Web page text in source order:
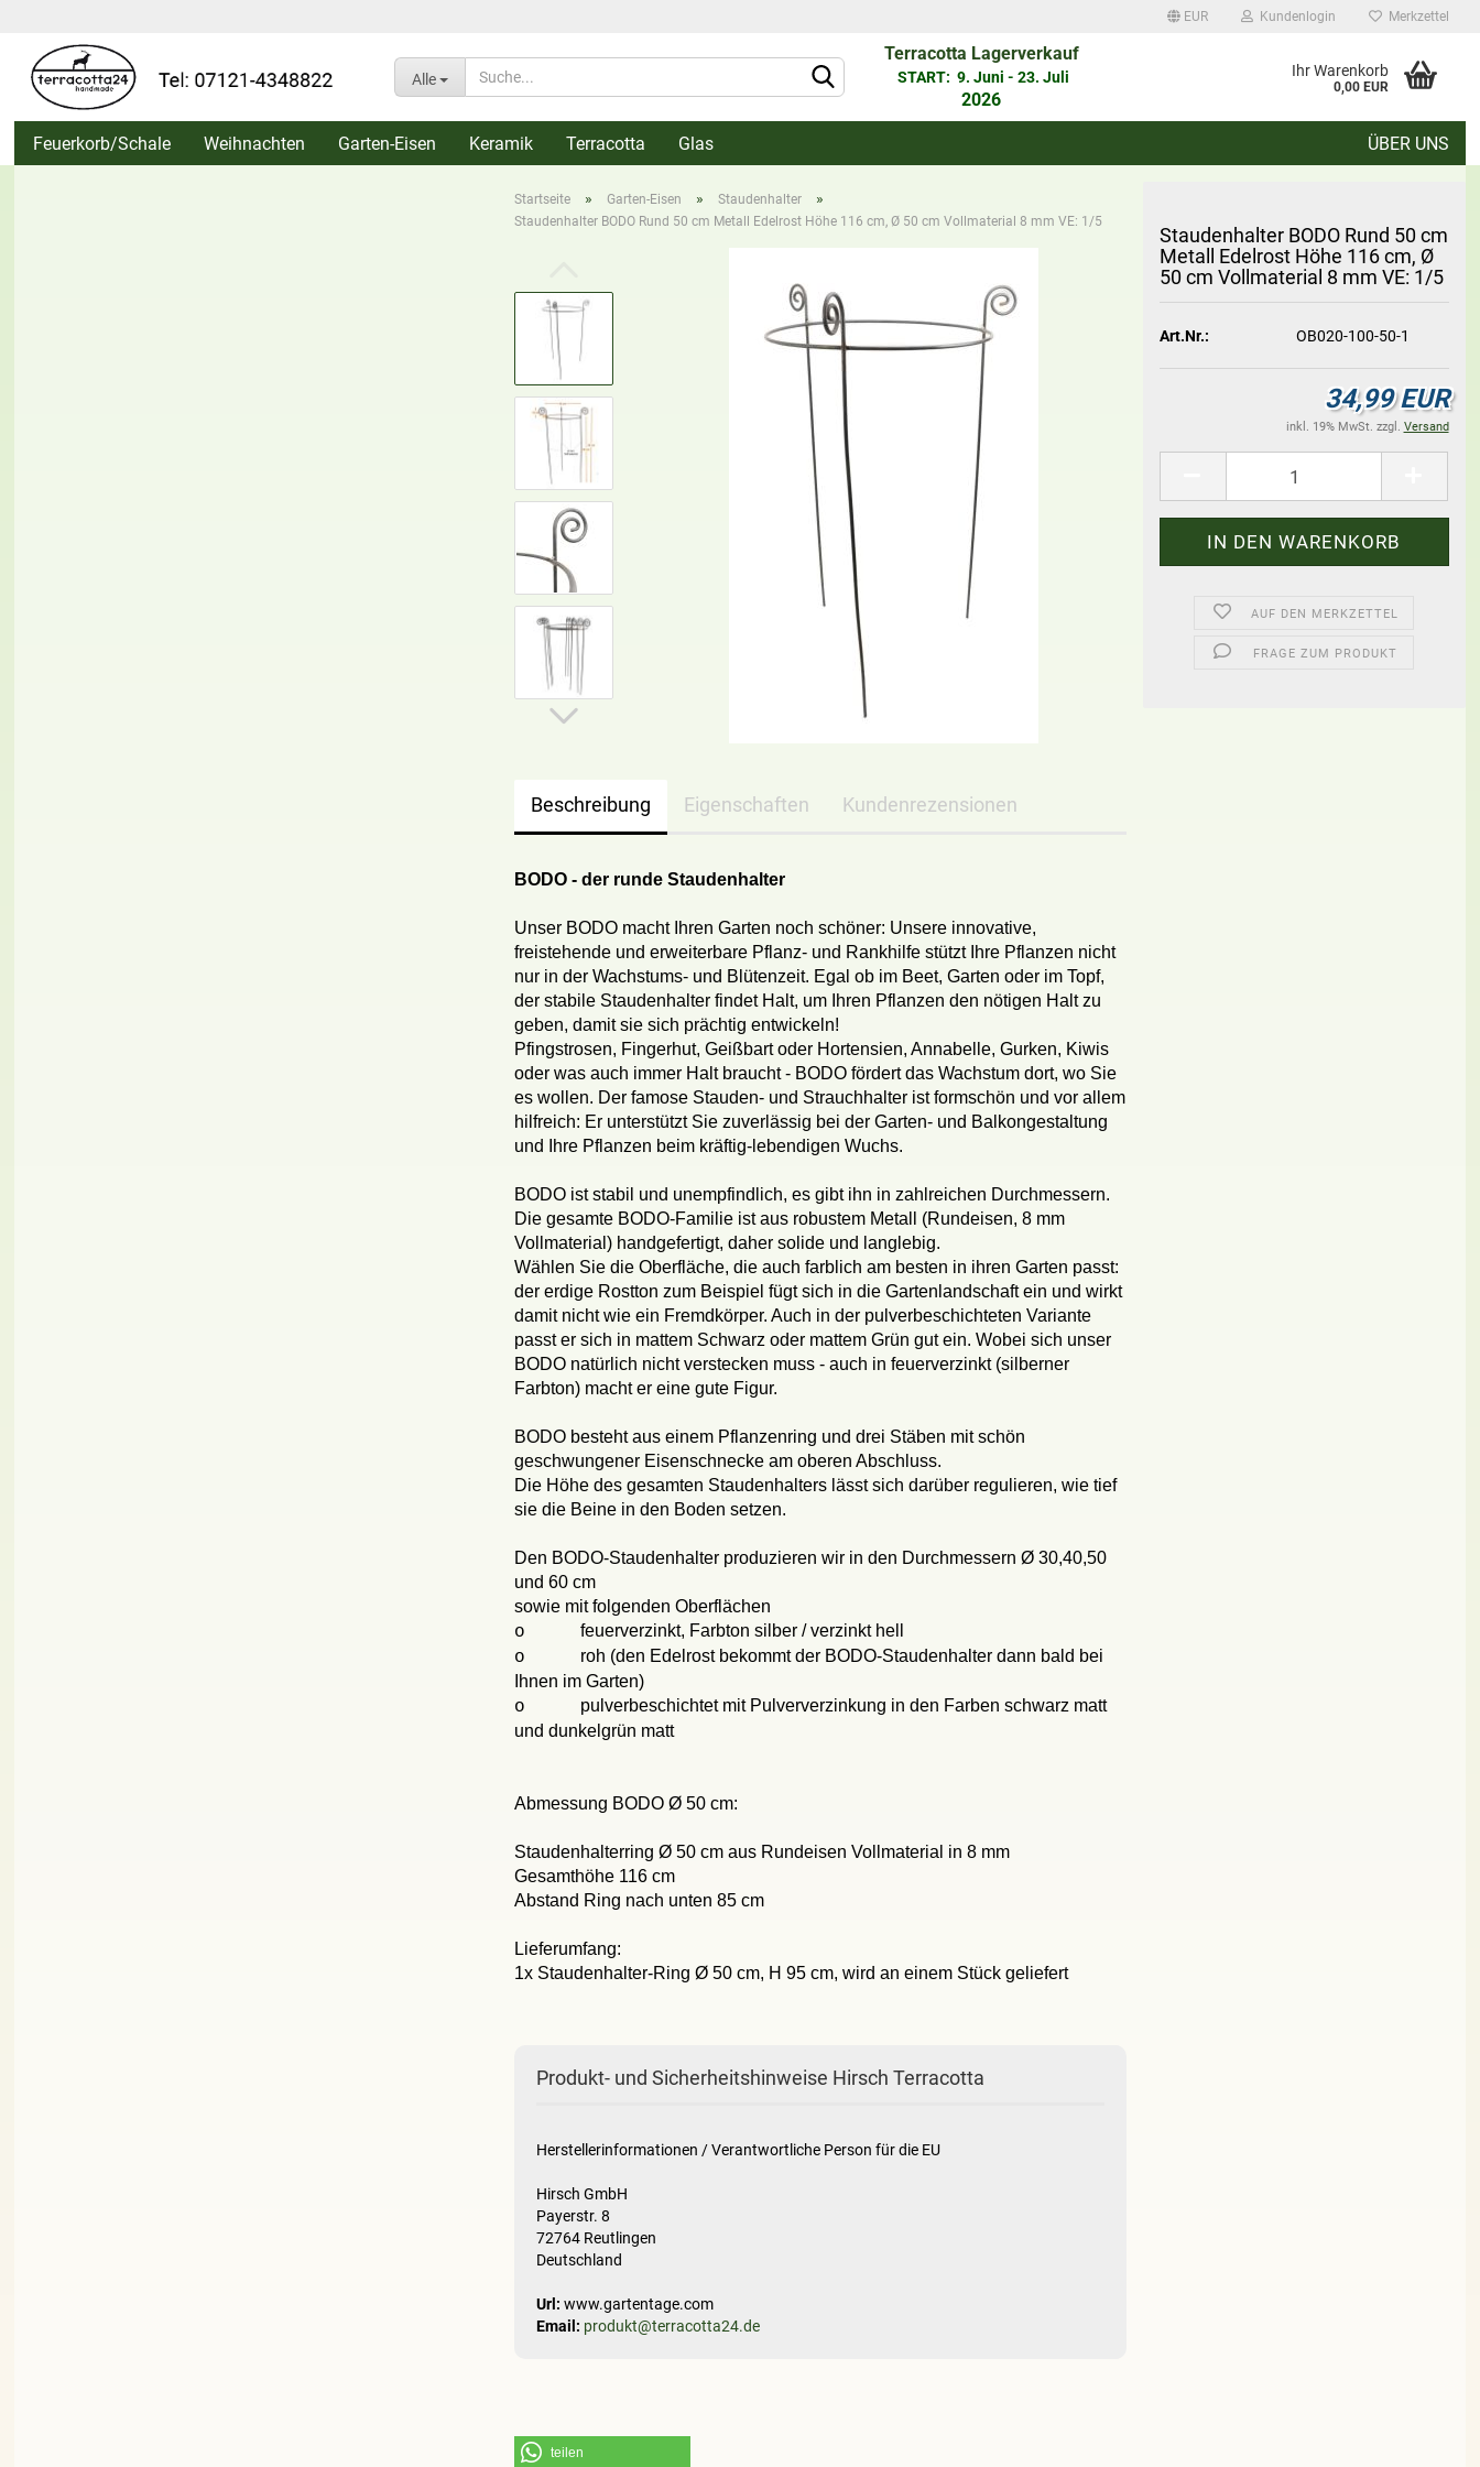
EUR
Währung auswählen
Kundenlogin Merkzettel
Alle
Terracotta Lagerverkauf
START: 9. Juni - 23. Juli
2026
Ihr Warenkorb
0,00 EUR
Feuerkorb/Schale Weihnachten Garten-Eisen Keramik Terracotta Glas ÜBER UNS
Startseite » Garten-Eisen » Staudenhalter »
Staudenhalter BODO Rund 50 cm Metall Edelrost Höhe 116 cm, Ø 50 cm Vollmaterial 8 mm VE: 1/5
Stau­den­hal­ter BODO Rund 50 cm
Me­tall Edel­rost Höhe 116 cm, Ø
50 cm Voll­ma­te­ri­al 8 mm VE: 1/5
Art.Nr.: OB020-100-50-1
34,99 EUR
inkl. 19% MwSt. zzgl. Versand
AUF DEN MERKZETTEL
FRAGE ZUM PRODUKT
Beschreibung Eigenschaften Kundenrezensionen
BODO - der runde Staudenhalter
Unser BODO macht Ihren Garten noch schöner: Unsere innovative,
freistehende und erweiterbare Pflanz- und Rankhilfe stützt Ihre Pflanzen nicht
nur in der Wachstums- und Blütenzeit. Egal ob im Beet, Garten oder im Topf,
der stabile Staudenhalter findet Halt, um Ihren Pflanzen den nötigen Halt zu
geben, damit sie sich prächtig entwickeln!
Pfingstrosen, Fingerhut, Geißbart oder Hortensien, Annabelle, Gurken, Kiwis
oder was auch immer Halt braucht - BODO fördert das Wachstum dort, wo Sie
es wollen. Der famose Stauden- und Strauchhalter ist formschön und vor allem
hilfreich: Er unterstützt Sie zuverlässig bei der Garten- und Balkongestaltung
und Ihre Pflanzen beim kräftig-lebendigen Wuchs.
BODO ist stabil und unempfindlich, es gibt ihn in zahlreichen Durchmessern.
Die gesamte BODO-Familie ist aus robustem Metall (Rundeisen, 8 mm
Vollmaterial) handgefertigt, daher solide und langlebig.
Wählen Sie die Oberfläche, die auch farblich am besten in ihren Garten passt:
der erdige Rostton zum Beispiel fügt sich in die Gartenlandschaft ein und wirkt
damit nicht wie ein Fremdkörper. Auch in der pulverbeschichteten Variante
passt er sich in mattem Schwarz oder mattem Grün gut ein. Wobei sich unser
BODO natürlich nicht verstecken muss - auch in feuerverzinkt (silberner
Farbton) macht er eine gute Figur.
BODO besteht aus einem Pflanzenring und drei Stäben mit schön
geschwungener Eisenschnecke am oberen Abschluss.
Die Höhe des gesamten Staudenhalters lässt sich darüber regulieren, wie tief
sie die Beine in den Boden setzen.
Den BODO-Staudenhalter produzieren wir in den Durchmessern Ø 30,40,50
und 60 cm
sowie mit folgenden Oberflächen
ofeuerverzinkt, Farbton silber / verzinkt hell
o roh (den Edelrost bekommt der BODO-Staudenhalter dann bald bei
Ihnen im Garten)
o pulverbeschichtet mit Pulververzinkung in den Farben schwarz matt
und dunkelgrün matt
Abmessung BODO Ø 50 cm:
Staudenhalterring Ø 50 cm aus Rundeisen Vollmaterial in 8 mm
Gesamthöhe 116 cm
Abstand Ring nach unten 85 cm
Lieferumfang:
1x Staudenhalter-Ring Ø 50 cm, H 95 cm, wird an einem Stück geliefert
Produkt- und Sicherheitshinweise Hirsch Terracotta
Herstellerinformationen / Verantwortliche Person für die EU
Hirsch GmbH
Payerstr. 8
72764 Reutlingen
Deutschland
Url: www.gartentage.com
Email: produkt@terracotta24.de
teilen